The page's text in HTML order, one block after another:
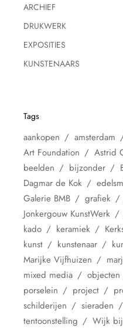
ARCHIEF
DRUKWERK
EXPOSITIES
KUNSTENAARS
Tags
aankopen amsterdam
Art Foundation
Astrid
beelden
bijzonder
Dagmar de Kok
Galerie BMB
grafiek
Jonkergouw KunstWerk
kado
keramiek
kunst
kunstenaar
Marijke Vijfhuizen
mixed media
objecten
porselein
project
schilderijen
sieraden
tentoonstelling
Wijk